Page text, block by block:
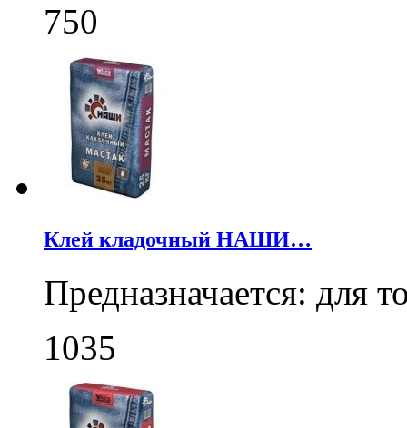
750
Клей кладочный НАШИ…
Предназначается: для
1035